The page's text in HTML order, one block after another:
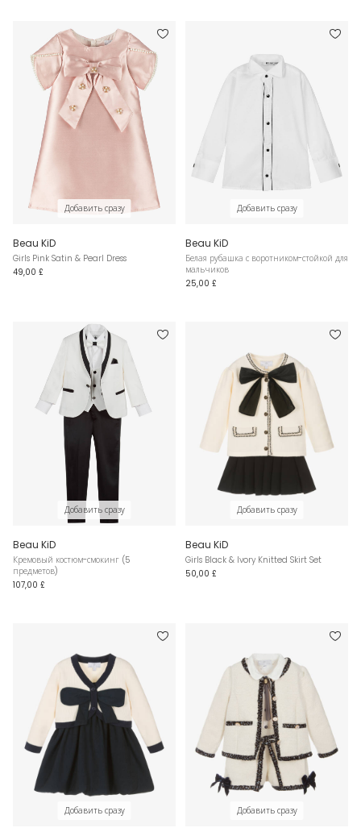
Добавить сразу
Beau KiD
Girls Pink Satin & Pearl Dress
49,00 £
Добавить сразу
Beau KiD
Белая рубашка с воротником-стойкой для
мальчиков
25,00 £
Добавить сразу
Beau KiD
Кремовый костюм-смокинг (5
предметов)
107,00 £
Добавить сразу
Beau KiD
Girls Black & Ivory Knitted Skirt Set
50,00 £
Добавить сразу Добавить сразу